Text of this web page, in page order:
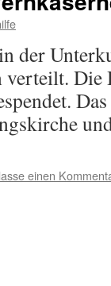
der
Die
einen